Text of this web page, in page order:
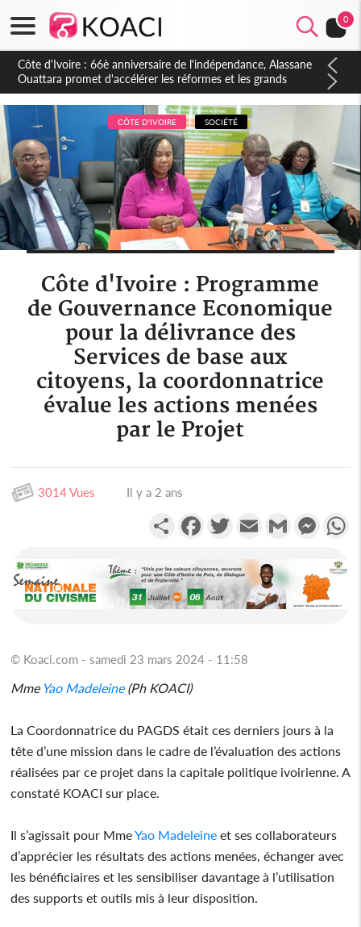
0
Côte d'Ivoire : À Abidjan, Amadou Oury Bah admire le modèle
ivoirien et veut s'en inspirer pour accélérer le développement
de la Guinée
CÔTE D'IVOIRE SOCIÉTÉ
Côte d'Ivoire : Programme
de Gouvernance Economique
pour la délivrance des
Services de base aux
citoyens, la coordonnatrice
évalue les actions menées
par le Projet
3014 Vues Il y a 2 ans
PartagerFacebookTwitterEmail Gmail
© Koaci.com - samedi 23 mars 2024 - 11:58
Mme Yao Madeleine(Ph KOACI)
La Coordonnatrice du PAGDS était ces derniers jours à la
tête d’une mission dans le cadre de l’évaluation des actions
réalisées par ce projet dans la capitale politique ivoirienne. A
constaté KOACI sur place.
Il s’agissait pour MmeYao Madeleine et ses collaborateurs
d’apprécier les résultats des actions menées, échanger avec
les bénéficiaires et les sensibiliser davantage à l’utilisation
des supports et outils mis à leur disposition.